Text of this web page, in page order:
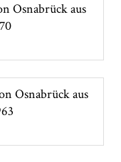
Osnabrück aus
Osnabrück aus